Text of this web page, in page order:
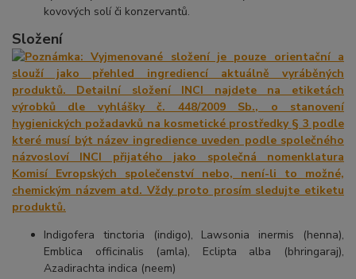
kovových solí či konzervantů.
Složení
Indigofera tinctoria (indigo), Lawsonia inermis (henna),
Emblica officinalis (amla), Eclipta alba (bhringaraj),
Azadirachta indica (neem)